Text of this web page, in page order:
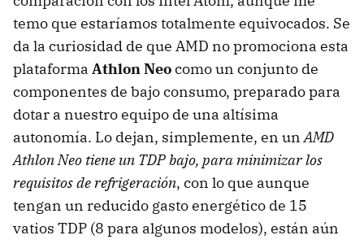
temo que estaríamos totalmente equivocados. Se
da la curiosidad de que AMD no promociona esta
plataforma Athlon Neocomo un conjunto de
componentes de bajo consumo, preparado para
dotar a nuestro equipo de una altísima
autonomía. Lo dejan, simplemente, en unAMD
Athlon Neo tiene un TDPbajo, para minimizar los
requisitos de refrigeración, con lo que aunque
tengan un reducido gasto energético de 15
vatios TDP (8 para algunos modelos), están aún